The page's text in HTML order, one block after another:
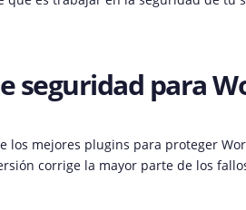
seguridad para
los mejores plugins para proteger
corrige la mayor parte de los